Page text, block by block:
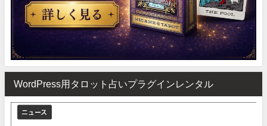
WordPress用タロット占いプラグインレンタル